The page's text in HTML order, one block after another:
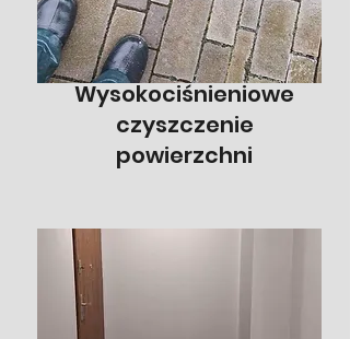
Wysokociśnieniowe
czyszczenie
powierzchni